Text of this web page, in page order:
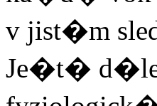
v jist�m
Je�t�